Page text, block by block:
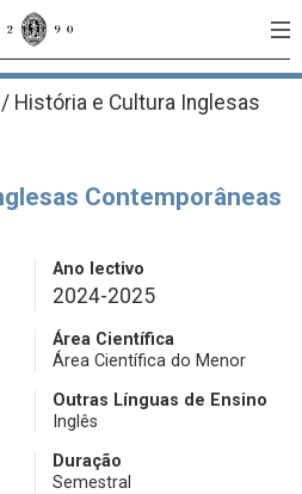
/ História e Cultura Inglesas
Contemporâneas
Ano lectivo
2024-2025
Área Científica
Área Científica do Menor
Outras Línguas de Ensino
Inglês
Duração
Semestral